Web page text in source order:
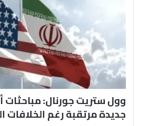
وول ستريت جورنال: مباحثات
جديدة مرتقبة رغم الخلافات